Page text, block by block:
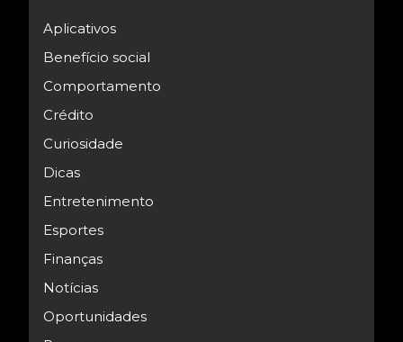
Aplicativos
Benefício social
Comportamento
Crédito
Curiosidade
Dicas
Entretenimento
Esportes
Finanças
Notícias
Oportunidades